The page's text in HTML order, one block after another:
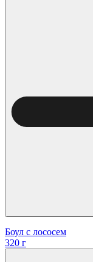
Боул с лососем
320 г